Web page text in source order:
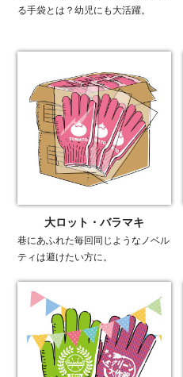
る手袋とは？幼児にも大活躍。
大ロット・バラマキ
巷にあふれた毎回同じようなノベル
ティは避けたい方に。